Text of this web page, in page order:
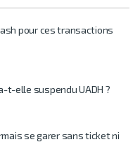
pour ces transactions
t-elle suspendu UADH ?
se garer sans ticket ni